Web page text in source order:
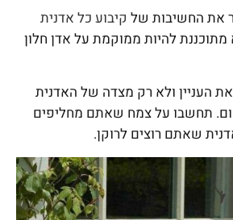
את החשיבות של קיבוע כל אדנית
מתוכננת להיות ממוקמת על אדן חלון
העניין ולא רק מצדה של האדנית
תחשבו על צמח שאתם מחליפים
שאתם רוצים לרוקן.